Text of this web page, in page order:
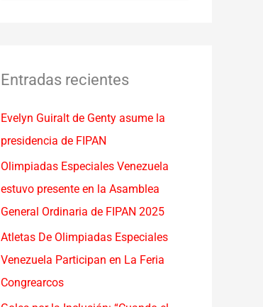
a
p
o
r
:
Entradas recientes
Evelyn Guiralt de Genty asume la
presidencia de FIPAN
Olimpiadas Especiales Venezuela
estuvo presente en la Asamblea
General Ordinaria de FIPAN 2025
Atletas De Olimpiadas Especiales
Venezuela Participan en La Feria
Congrearcos